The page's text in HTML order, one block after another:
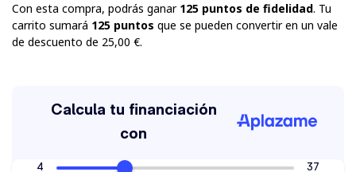
Con esta compra, podrás ganar 125 puntos de fidelidad. Tu
carrito sumará 125 puntos que se pueden convertir en un vale
de descuento de 25,00 €.